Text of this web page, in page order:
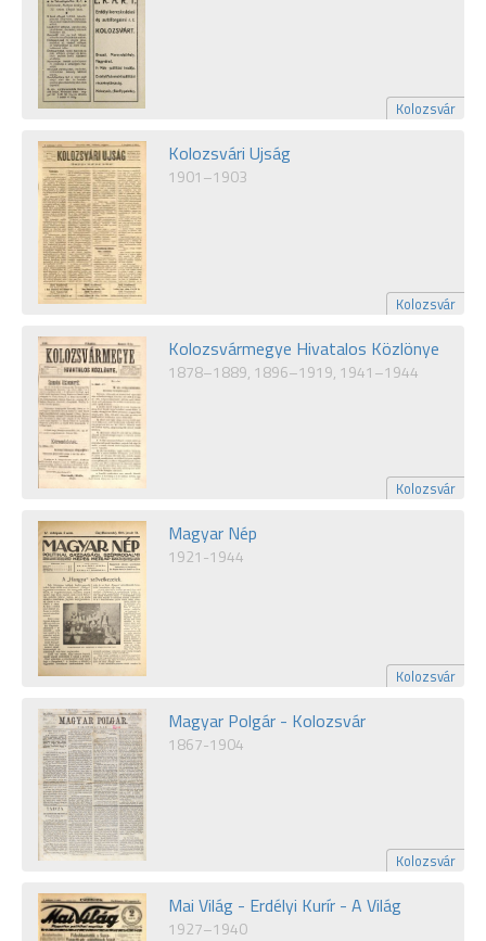
Kolozsvár
Kolozsvári Ujság
1901–1903
Kolozsvár
Kolozsvármegye Hivatalos Közlönye
1878–1889, 1896–1919, 1941–1944
Kolozsvár
Magyar Nép
1921-1944
Kolozsvár
Magyar Polgár - Kolozsvár
1867-1904
Kolozsvár
Mai Világ - Erdélyi Kurír - A Világ
1927–1940